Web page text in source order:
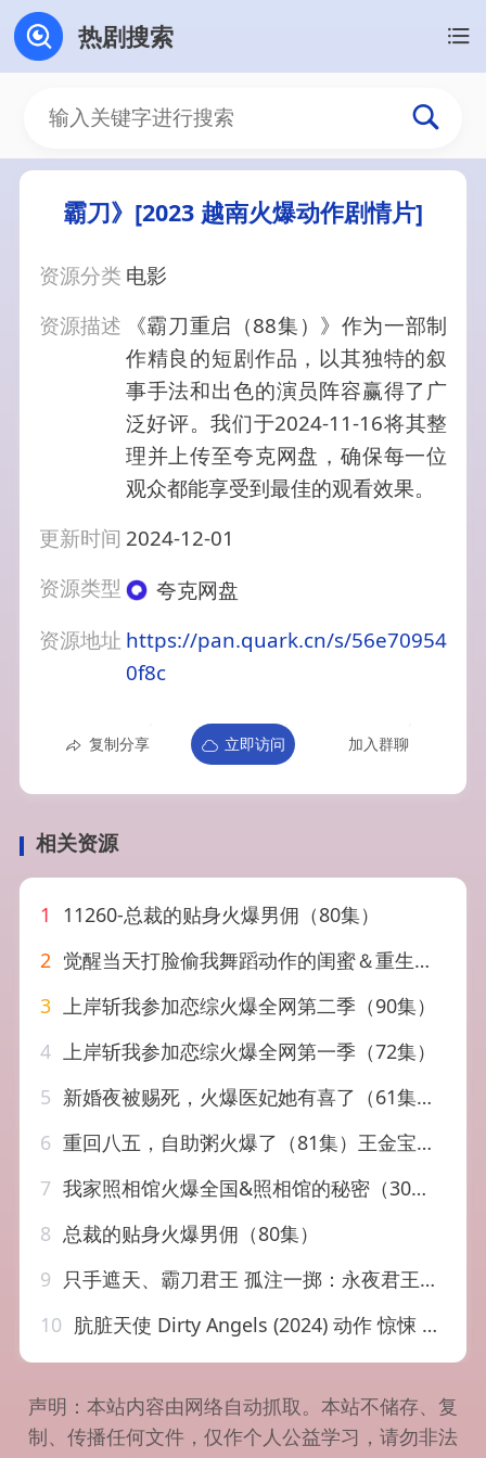
热剧搜索
霸刀》[2023 越南火爆动作剧情片]
资源分类 电影
资源描述
《霸刀重启（88集）》作为一部制
作精良的短剧作品，以其独特的叙
事手法和出色的演员阵容赢得了广
泛好评。我们于2024-11-16将其整
理并上传至夸克网盘，确保每一位
观众都能享受到最佳的观看效果。
更新时间 2024-12-01
资源类型
夸克网盘
资源地址 https://pan.quark.cn/s/56e70954
0f8c
复制分享 立即访问 加入群聊
相关资源
1
11260-总裁的贴身火爆男佣（80集）
2 觉醒当天打脸偷我舞蹈动作的闺蜜＆重生后我一舞惊鸿（60集）翁心＆申晴
3 上岸斩我参加恋综火爆全网第二季（90集）
4 上岸斩我参加恋综火爆全网第一季（72集）
5 新婚夜被赐死，火爆医妃她有喜了（61集）陈云廷＆杨珊子
6 重回八五，自助粥火爆了（81集）王金宝＆丁若希
7 我家照相馆火爆全国&照相馆的秘密（30集）陆天玮&田珍
8 总裁的贴身火爆男佣（80集）
9 只手遮天、霸刀君王 孤注一掷：永夜君王（98集）
10 肮脏天使 Dirty Angels (2024) 动作 惊悚 电影
声明：本站内容由网络自动抓取。本站不储存、复
制、传播任何文件，仅作个人公益学习，请勿非法